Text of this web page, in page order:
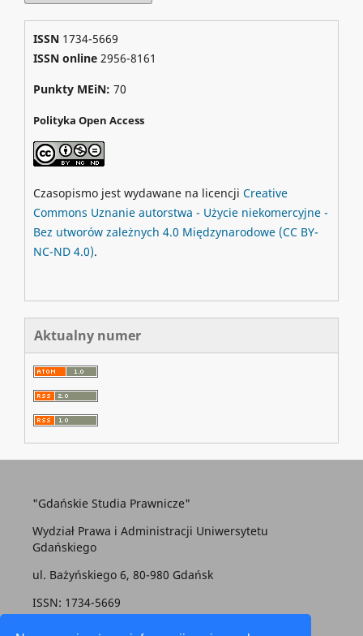
ISSN 1734-5669
ISSN online2956-8161
Punkty MEiN: 70
Polityka Open Access
Czasopismo jest wydawane na licencji Creative
Commons Uznanie autorstwa - Użycie niekomercyjne -
Bez utworów zależnych 4.0 Międzynarodowe (CC BY-
NC-ND 4.0).
Aktualny numer
"Gdańskie Studia Prawnicze"
Wydział Prawa i Administracji Uniwersytetu
Gdańskiego
ul. Bażyńskiego 6, 80-980 Gdańsk
ISSN: 1734-5669